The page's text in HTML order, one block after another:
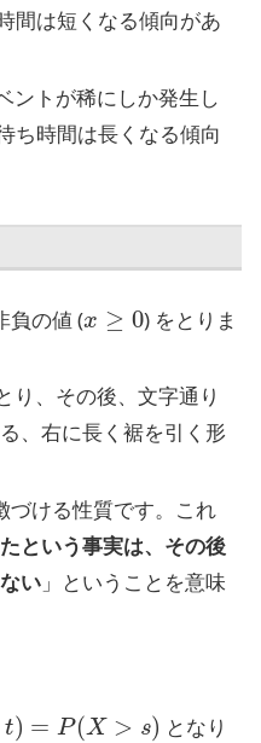
間は短くなる傾向があ
ントが稀にしか発生し
ち時間は長くなる傾向
負の値 (
) をとりま
り、その後、文字通り
、右に長く裾を引く形
づける性質です。これ
という事実は、その後
い 」ということを意味
>s
となり